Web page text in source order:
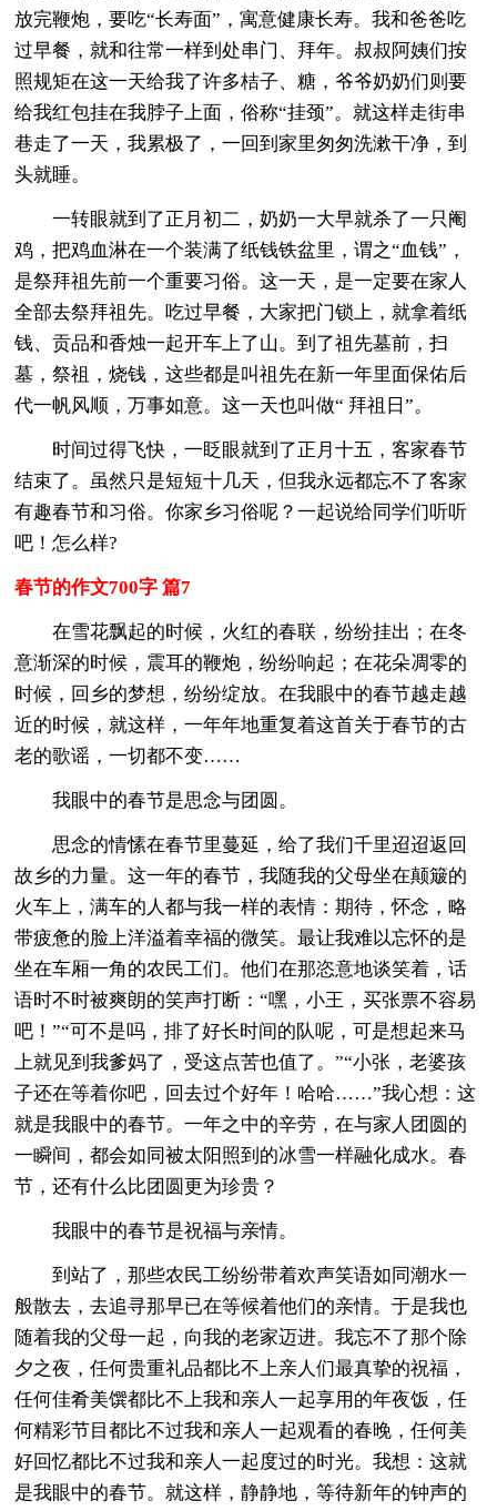
放完鞭炮，要吃“长寿面”，寓意健康长寿。我和爸爸吃
过早餐，就和往常一样到处串门、拜年。叔叔阿姨们按
照规矩在这一天给我了许多桔子、糖，爷爷奶奶们则要
给我红包挂在我脖子上面，俗称“挂颈”。就这样走街串
巷走了一天，我累极了，一回到家里匆匆洗漱干净，到
头就睡。
一转眼就到了正月初二，奶奶一大早就杀了一只阉
鸡，把鸡血淋在一个装满了纸钱铁盆里，谓之“血钱”，
是祭拜祖先前一个重要习俗。这一天，是一定要在家人
全部去祭拜祖先。吃过早餐，大家把门锁上，就拿着纸
钱、贡品和香烛一起开车上了山。到了祖先墓前，扫
墓，祭祖，烧钱，这些都是叫祖先在新一年里面保佑后
代一帆风顺，万事如意。这一天也叫做“ 拜祖日”。
时间过得飞快，一眨眼就到了正月十五，客家春节
结束了。虽然只是短短十几天，但我永远都忘不了客家
有趣春节和习俗。你家乡习俗呢？一起说给同学们听听
吧！怎么样?
春节的作文700字 篇7
在雪花飘起的时候，火红的春联，纷纷挂出；在冬
意渐深的时候，震耳的鞭炮，纷纷响起；在花朵凋零的
时候，回乡的梦想，纷纷绽放。在我眼中的春节越走越
近的时候，就这样，一年年地重复着这首关于春节的古
老的歌谣，一切都不变……
我眼中的春节是思念与团圆。
思念的情愫在春节里蔓延，给了我们千里迢迢返回
故乡的力量。这一年的春节，我随我的父母坐在颠簸的
火车上，满车的人都与我一样的表情：期待，怀念，略
带疲惫的脸上洋溢着幸福的微笑。最让我难以忘怀的是
坐在车厢一角的农民工们。他们在那恣意地谈笑着，话
语时不时被爽朗的笑声打断：“嘿，小王，买张票不容易
吧！”“可不是吗，排了好长时间的队呢，可是想起来马
上就见到我爹妈了，受这点苦也值了。”“小张，老婆孩
子还在等着你吧，回去过个好年！哈哈……”我心想：这
就是我眼中的春节。一年之中的辛劳，在与家人团圆的
一瞬间，都会如同被太阳照到的冰雪一样融化成水。春
节，还有什么比团圆更为珍贵？
我眼中的春节是祝福与亲情。
到站了，那些农民工纷纷带着欢声笑语如同潮水一
般散去，去追寻那早已在等候着他们的亲情。于是我也
随着我的父母一起，向我的老家迈进。我忘不了那个除
夕之夜，任何贵重礼品都比不上亲人们最真挚的祝福，
任何佳肴美馔都比不上我和亲人一起享用的年夜饭，任
何精彩节目都比不过我和亲人一起观看的春晚，任何美
好回忆都比不过我和亲人一起度过的时光。我想：这就
是我眼中的春节。就这样，静静地，等待新年的钟声的